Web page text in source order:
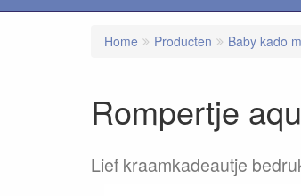
Home Producten Baby kado
Rompertje
Lief kraamkadeautje